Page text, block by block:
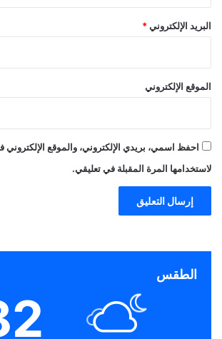
البريد الإلكتروني *
الموقع الإلكتروني
احفظ اسمي، بريدي الإلكتروني، والموقع
لاستخدامها المرة المقبلة في تعليقي.
الطقس